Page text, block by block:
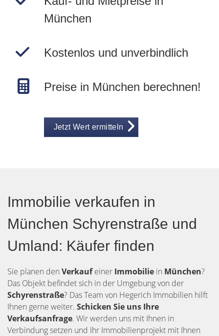
München
Kostenlos und unverbindlich
Preise in München berechnen!
Jetzt Wert ermitteln
Immobilie verkaufen in
München Schyrenstraße und
Umland: Käufer finden
Sie planen den Verkaufeiner Immobilie in München?
Das Objekt befindet sich in der Umgebung von der
Schyrenstraße? Das Team von Hegerich Immobilien hilft
Ihnen gerne weiter. Schicken Sie uns Ihre
Verkaufsanfrage. Wir werden uns mit Ihnen in
Verbindung setzen und Ihr Immobilienprojekt mit Ihnen